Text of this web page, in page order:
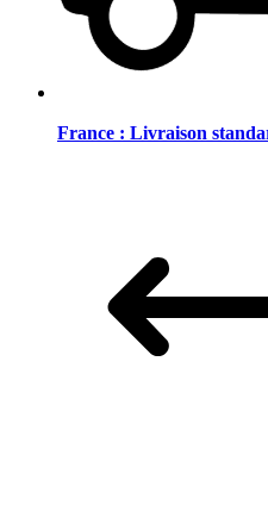
France : Livraison